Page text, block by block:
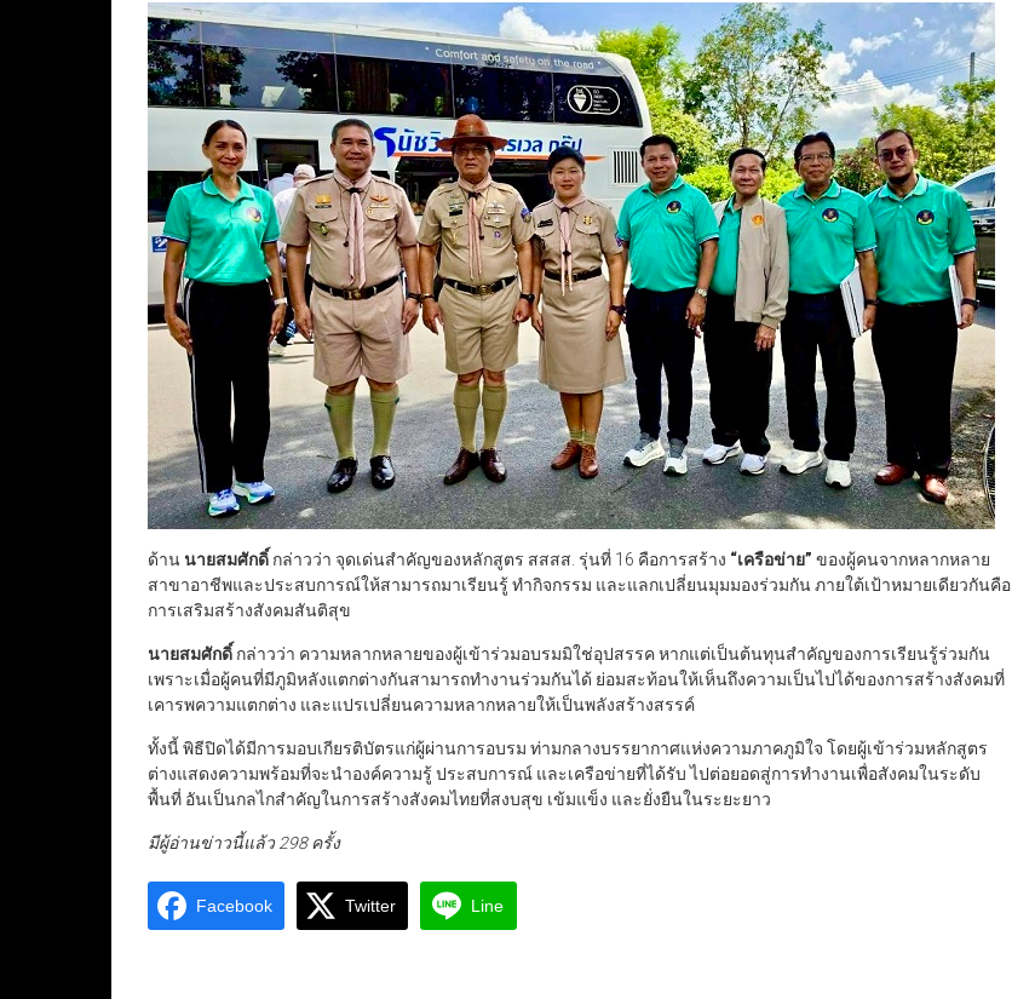
ด้านนายสมศักดิ์ กล่าวว่า จุดเด่นสำคัญของหลักสูตร สสสส. รุ่นที่ 16 คือการสร้าง “เครือข่าย” ของผู้คนจากหลากหลาย
สาขาอาชีพและประสบการณ์ให้สามารถมาเรียนรู้ ทำกิจกรรม และแลกเปลี่ยนมุมมองร่วมกัน ภายใต้เป้าหมายเดียวกันคือ
การเสริมสร้างสังคมสันติสุข
นายสมศักดิ์ กล่าวว่า ความหลากหลายของผู้เข้าร่วมอบรมมิใช่อุปสรรค หากแต่เป็นต้นทุนสำคัญของการเรียนรู้ร่วมกัน
เพราะเมื่อผู้คนที่มีภูมิหลังแตกต่างกันสามารถทำงานร่วมกันได้ ย่อมสะท้อนให้เห็นถึงความเป็นไปได้ของการสร้างสังคมที่
เคารพความแตกต่าง และแปรเปลี่ยนความหลากหลายให้เป็นพลังสร้างสรรค์
ทั้งนี้ พิธีปิดได้มีการมอบเกียรติบัตรแก่ผู้ผ่านการอบรม ท่ามกลางบรรยากาศแห่งความภาคภูมิใจ โดยผู้เข้าร่วมหลักสูตร
ต่างแสดงความพร้อมที่จะนำองค์ความรู้ ประสบการณ์ และเครือข่ายที่ได้รับ ไปต่อยอดสู่การทำงานเพื่อสังคมในระดับ
พื้นที่ อันเป็นกลไกสำคัญในการสร้างสังคมไทยที่สงบสุข เข้มแข็ง และยั่งยืนในระยะยาว
มีผู้อ่านข่าวนี้แล้ว 298 ครั้ง
Facebook Twitter Line